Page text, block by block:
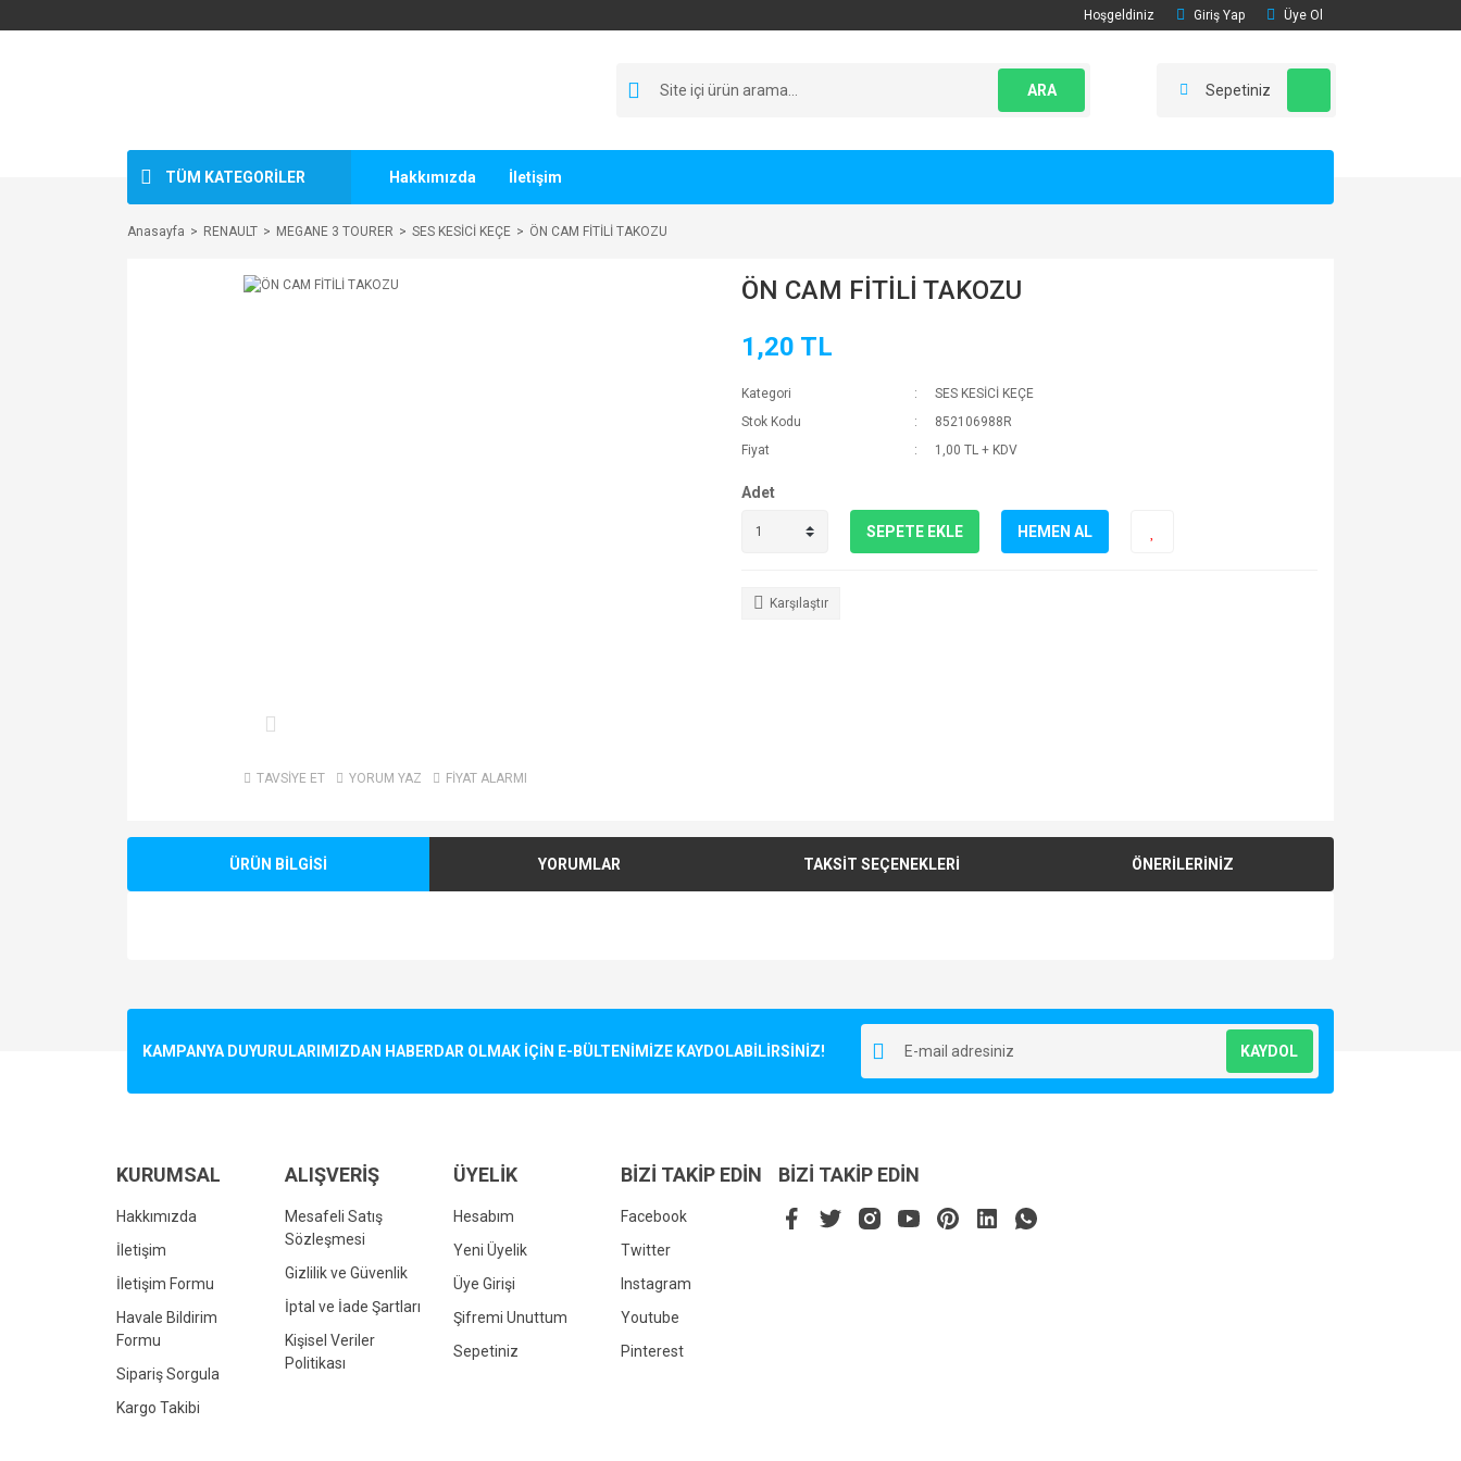
Hoşgeldiniz Giriş Yap Üye Ol
ARA Sepetiniz
TÜM KATEGORİLER Hakkımızda İletişim
Anasayfa RENAULT MEGANE 3 TOURER SES KESİCİ KEÇE ÖN CAM FİTİLİ TAKOZU
TAVSİYE ET YORUM YAZ FİYAT ALARMI
ÖN CAM FİTİLİ TAKOZU
1,20 TL
Kategori
SES KESİCİ KEÇE
Stok Kodu
852106988R
Fiyat
1,00 TL + KDV
Adet
SEPETE EKLE HEMEN AL
Karşılaştır
ÜRÜN BİLGİSİ YORUMLAR TAKSİT SEÇENEKLERİ ÖNERİLERİNİZ
Ürün resmi kalitesiz, bozuk veya görüntülenemiyor.
Bu ürüne benzer farklı alternatifler olmalı.
KAMPANYA DUYURULARIMIZDAN HABERDAR OLMAK İÇİN E-BÜLTENİMİZE KAYDOLABİLİRSİNİZ! KAYDOL
KURUMSAL
Hakkımızda
İletişim
İletişim Formu
Havale Bildirim
Formu
Sipariş Sorgula
Kargo Takibi
ALIŞVERİŞ
Mesafeli Satış
Sözleşmesi
Gizlilik ve Güvenlik
İptal ve İade Şartları
Kişisel Veriler
Politikası
ÜYELİK
Hesabım
Yeni Üyelik
Üye Girişi
Şifremi Unuttum
Sepetiniz
BİZİ TAKİP EDİN
Facebook
Twitter
Instagram
Youtube
Pinterest
BİZİ TAKİP EDİN